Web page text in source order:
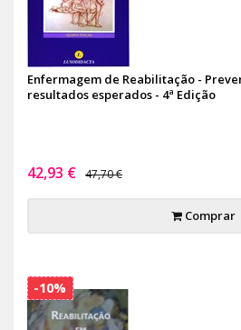
Enfermagem de Reabilitação -
resultados esperados - 4ª Edição
42,93 € 47,70 €
Comprar
-10%